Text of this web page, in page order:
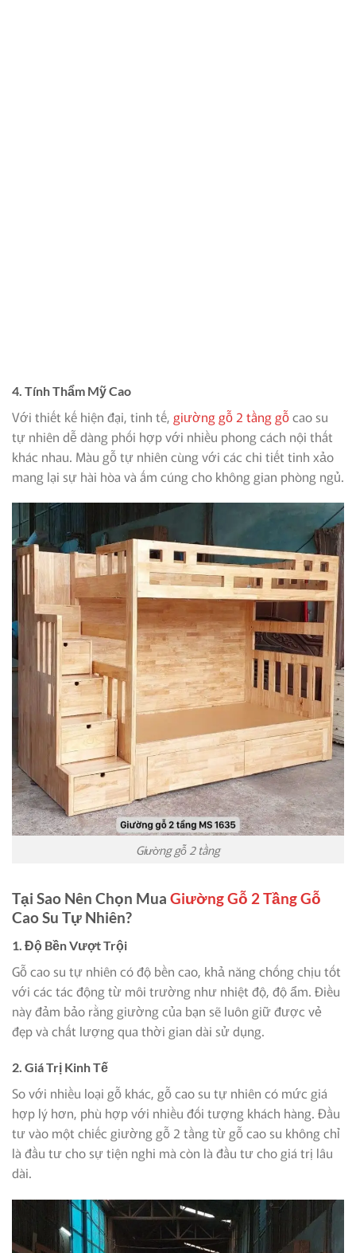
4. Tính Thẩm Mỹ Cao
Với thiết kế hiện đại, tinh tế, giường gỗ 2 tầng gỗcao su
tự nhiên dễ dàng phối hợp với nhiều phong cách nội thất
khác nhau. Màu gỗ tự nhiên cùng với các chi tiết tinh xảo
mang lại sự hài hòa và ấm cúng cho không gian phòng ngủ.
Giường gỗ 2 tầng
Tại Sao Nên Chọn Mua Giường Gỗ 2 Tầng Gỗ
Cao Su Tự Nhiên?
1. Độ Bền Vượt Trội
Gỗ cao su tự nhiên có độ bền cao, khả năng chống chịu tốt
với các tác động từ môi trường như nhiệt độ, độ ẩm. Điều
này đảm bảo rằng giường của bạn sẽ luôn giữ được vẻ
đẹp và chất lượng qua thời gian dài sử dụng.
2. Giá Trị Kinh Tế
So với nhiều loại gỗ khác, gỗ cao su tự nhiên có mức giá
hợp lý hơn, phù hợp với nhiều đối tượng khách hàng. Đầu
tư vào một chiếc giường gỗ 2 tầng từ gỗ cao su không chỉ
là đầu tư cho sự tiện nghi mà còn là đầu tư cho giá trị lâu
dài.